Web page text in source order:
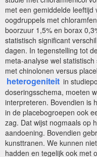
met een gemiddelde
oogdruppels met
boorzuur 1,5% en borax
statistisch significant
dagen. In tegenstelling tot
meta-analyse wel
met chinolonen versus
heterogeniteit in
doseringsschema, moeten
interpreteren. Bovendien is
in de placebogroepen ook
zag. Dat wijst nogmaals op
aandoening. Bovendien
kunsttranen. We kunnen
hadden en tegelijk ook met